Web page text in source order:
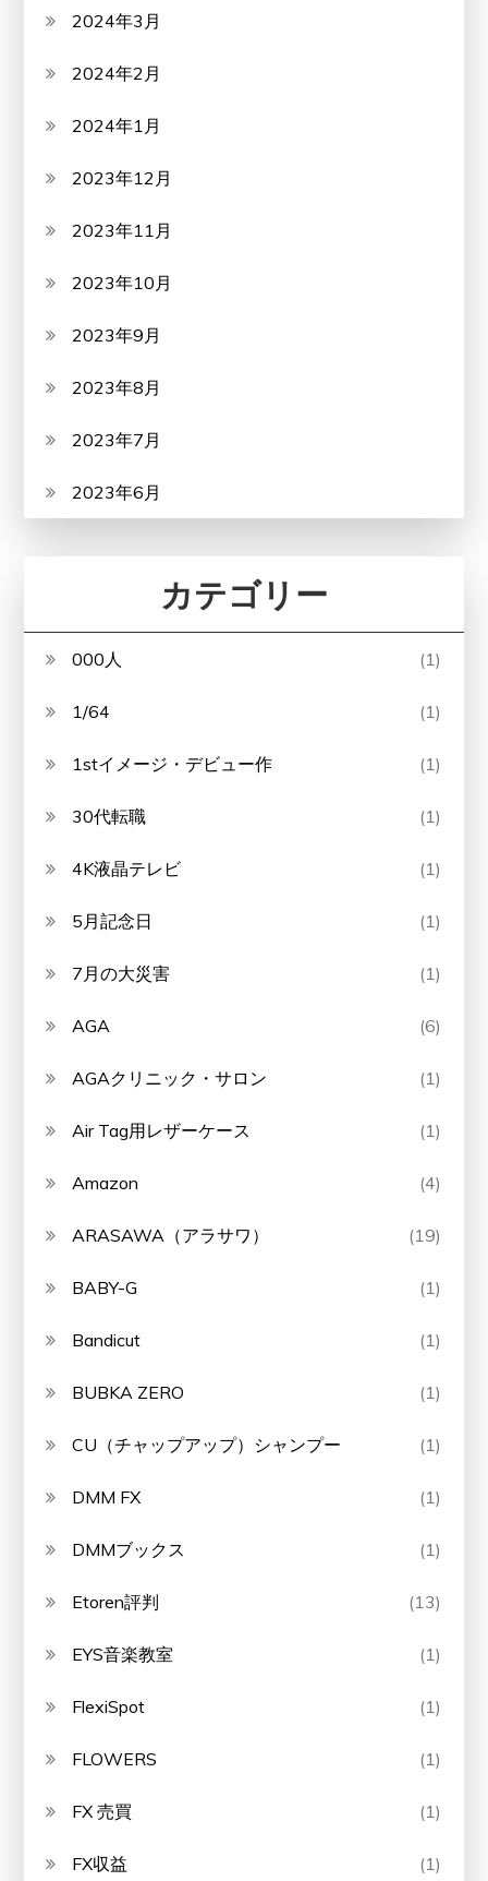
2024年3月
2024年2月
2024年1月
2023年12月
2023年11月
2023年10月
2023年9月
2023年8月
2023年7月
2023年6月
カテゴリー
000人 (1)
1/64 (1)
1stイメージ・デビュー作 (1)
30代転職 (1)
4K液晶テレビ (1)
5月記念日 (1)
7月の大災害 (1)
AGA (6)
AGAクリニック・サロン (1)
Air Tag用レザーケース (1)
Amazon (4)
ARASAWA（アラサワ） (19)
BABY-G (1)
Bandicut (1)
BUBKA ZERO (1)
CU（チャップアップ）シャンプー (1)
DMM FX (1)
DMMブックス (1)
Etoren評判 (13)
EYS音楽教室 (1)
FlexiSpot (1)
FLOWERS (1)
FX 売買 (1)
FX収益 (1)